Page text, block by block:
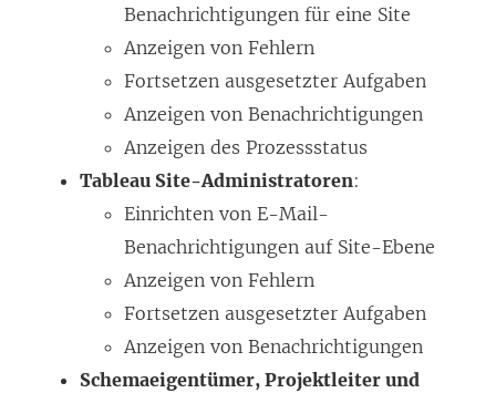
Benachrichtigungen für eine Site
Anzeigen von Fehlern
Fortsetzen ausgesetzter Aufgaben
Anzeigen von Benachrichtigungen
Anzeigen des Prozessstatus
Tableau Site-Administratoren:
Einrichten von E-Mail-
Benachrichtigungen auf Site-Ebene
Anzeigen von Fehlern
Fortsetzen ausgesetzter Aufgaben
Anzeigen von Benachrichtigungen
Schemaeigentümer, Projektleiter und